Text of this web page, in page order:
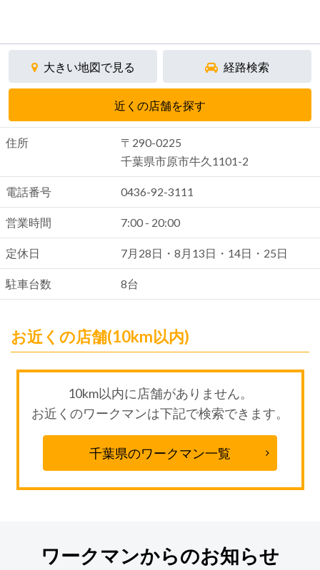
大きい地図で見る 経路検索
近くの店舗を探す
住所
〒290-0225
千葉県市原市牛久1101-2
電話番号 0436-92-3111
営業時間 7:00 - 20:00
定休日 7月28日・8月13日・14日・25日
駐車台数 8台
お近くの店舗(10km以内)
10km以内に店舗がありません。
お近くのワークマンは下記で検索できます。
千葉県のワークマン一覧
ワークマンからのお知らせ